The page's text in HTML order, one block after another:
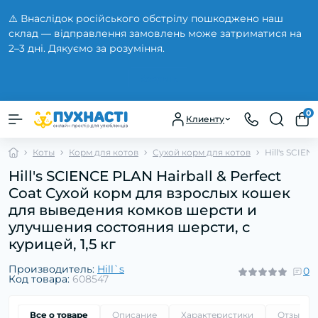
⚠️ Внаслідок російського обстрілу пошкоджено наш
склад — відправлення замовлень може затриматися на
2–3 дні. Дякуємо за розуміння.
Клиенту
0
Коты Корм для котов Сухой корм для котов Hill's
Hill's SCIENCE PLAN Hairball & Perfect
Coat Сухой корм для взрослых кошек
для выведения комков шерсти и
улучшения состояния шерсти, с
курицей, 1,5 кг
Производитель: Hill`s
Код товара: 608547
0
Все о товаре Описание Характеристики Отзывы